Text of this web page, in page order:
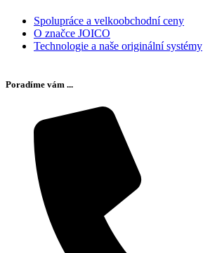
Spolupráce a velkoobchodní ceny
O značce JOICO
Technologie a naše originální systémy
Poradíme vám ...